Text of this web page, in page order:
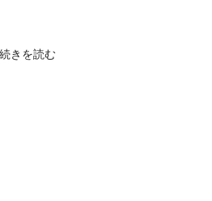
きを読む